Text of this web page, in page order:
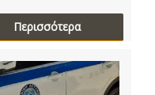
Περισσότερα